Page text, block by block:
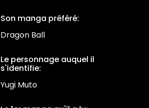
Son manga préféré:
Dragon Ball
Le personnage auquel il
s'identifie:
Yugi Muto